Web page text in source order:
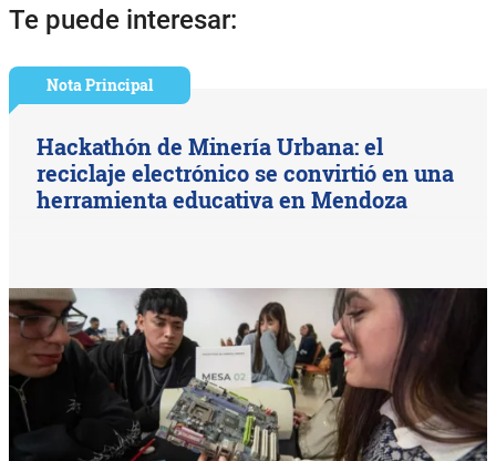
Te puede interesar:
Nota Principal
Hackathón de Minería Urbana: el
reciclaje electrónico se convirtió en una
herramienta educativa en Mendoza